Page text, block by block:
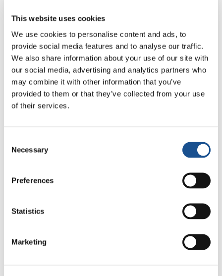
This website uses cookies
We use cookies to personalise content and ads, to
provide social media features and to analyse our traffic.
We also share information about your use of our site with
our social media, advertising and analytics partners who
may combine it with other information that you’ve
provided to them or that they’ve collected from your use
of their services.
Selection
Necessary
Preferences
Statistics
Marketing
Related News
Dal Sud America tre storie di
Ecologia, sport e salute
30 Luglio 2026
Come Toronto vive i Mondiali:
cultura, identità e politica oltre